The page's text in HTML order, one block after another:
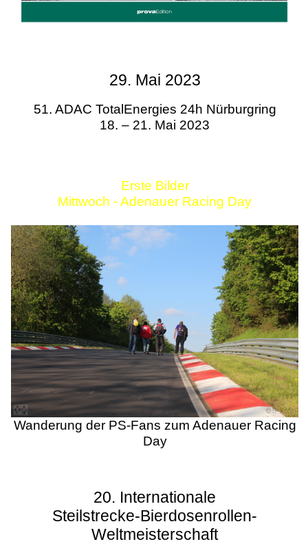
29. Mai 2023
51. ADAC TotalEnergies 24h Nürburgring
18. – 21. Mai 2023
Erste Bilder
Mittwoch - Adenauer Racing Day
Wanderung der PS-Fans zum Adenauer Racing
Day
20. Internationale
Steilstrecke-Bierdosenrollen-
Weltmeisterschaft